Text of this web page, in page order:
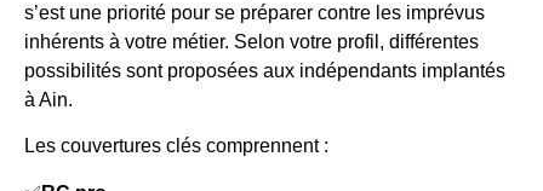
s’est une priorité pour se préparer contre les imprévus
inhérents à votre métier. Selon votre profil, différentes
possibilités sont proposées aux indépendants implantés
à Ain.
Les couvertures clés comprennent :